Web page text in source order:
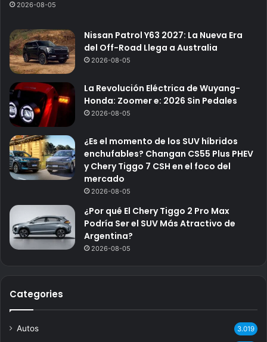
2026-08-05
Nissan Patrol Y63 2027: La Nueva Era
del Off-Road Llega a Australia
2026-08-05
La Revolución Eléctrica de Wuyang-
Honda: Zoomer e: 2026 Sin Pedales
2026-08-05
¿Es el momento de los SUV híbridos
enchufables? Changan CS55 Plus PHEV
y Chery Tiggo 7 CSH en el foco del
mercado
2026-08-05
¿Por qué El Chery Tiggo 2 Pro Max
Podría Ser el SUV Más Atractivo de
Argentina?
2026-08-05
Categories
Autos 3.019